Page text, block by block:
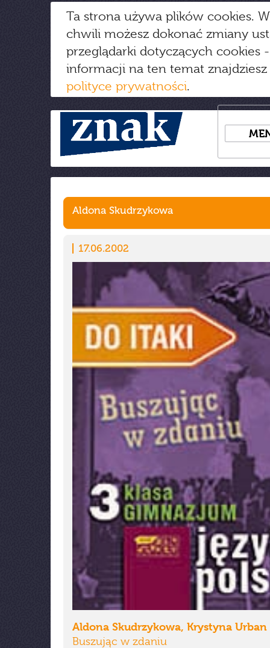
Ta strona używa plików cookies.
chwili możesz dokonać zmiany
przeglądarki dotyczących cookies
informacji na ten temat
polityce prywatności.
Aldona Skudrzykowa
17.06.2002
Aldona Skudrzykowa, Krystyna Urban
Buszując w zdaniu